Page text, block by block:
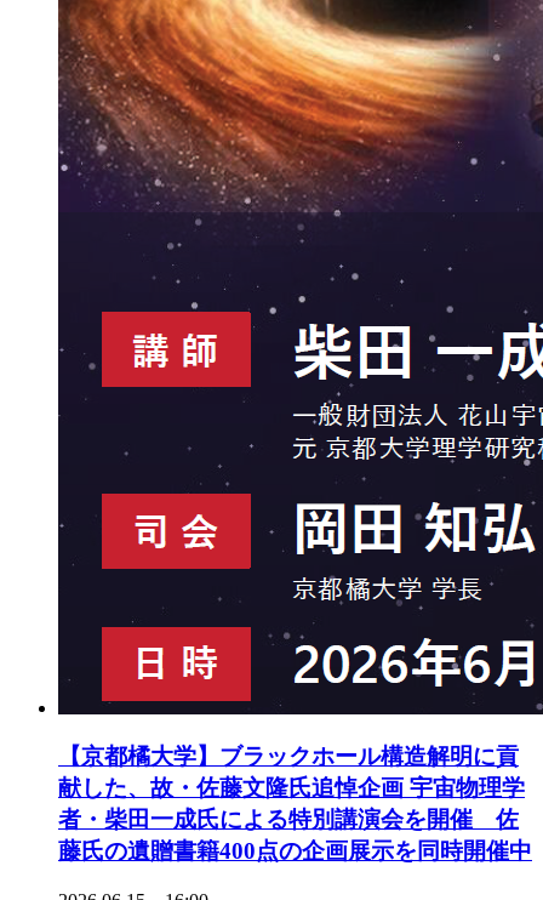
【京都橘大学】ブラックホール構造解明に貢
献した、故・佐藤文隆氏追悼企画 宇宙物理学
者・柴田一成氏による特別講演会を開催 佐
藤氏の遺贈書籍400点の企画展示を同時開催中